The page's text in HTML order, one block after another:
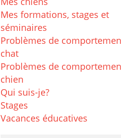
Mes formations, stages et
séminaires
Problèmes de
chat
Problèmes de
chien
Qui suis-je?
Stages
Vacances éducatives